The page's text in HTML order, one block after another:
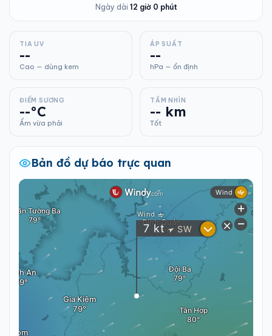
Ngày dài 12 giờ 0 phút
TIA UV
--
Cao — dùng kem
ÁP SUẤT
--
hPa — ổn định
ĐIỂM SƯƠNG
--°C
Ẩm vừa phải
TẦM NHÌN
-- km
Tốt
Bản đồ dự báo trực quan